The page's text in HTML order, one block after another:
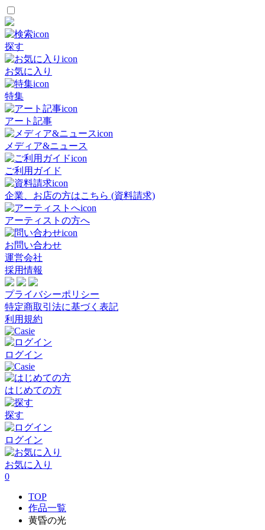
探す
お気に入り
特集
アート記事
メディア&ニュース
ご利用ガイド
企業、お店の方はこちら (資料請求)
アーティストの方へ
お問い合わせ
運営会社
採用情報
プライバシーポリシー
特定商取引法に基づく表記
利用規約
ログイン
はじめての方
探す
ログイン
お気に入り
0
TOP
作品一覧
黄昏の光